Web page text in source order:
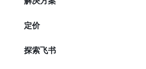
定价
探索飞书